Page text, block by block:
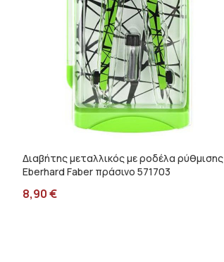
Διαβήτης μεταλλικός με ροδέλα ρύθμισης
Eberhard Faber πράσινο 571703
8,90€